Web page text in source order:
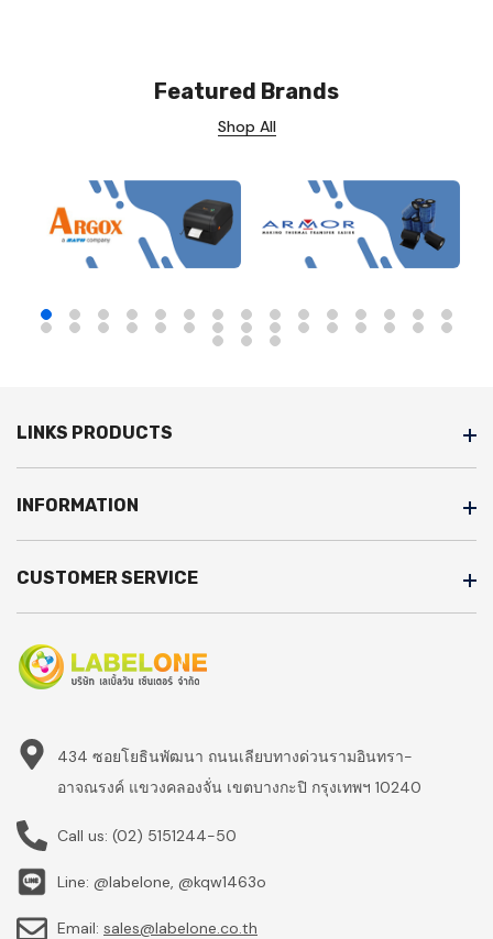
Featured Brands
Shop All
LINKS PRODUCTS
INFORMATION
CUSTOMER SERVICE
434 ซอยโยธินพัฒนา ถนนเลียบทางด่วนรามอินทรา-
อาจณรงค์ แขวงคลองจั่น เขตบางกะปิ กรุงเทพฯ 10240
Call us: (02) 5151244-50
Line: @labelone, @kqw1463o
Email: sales@labelone.co.th